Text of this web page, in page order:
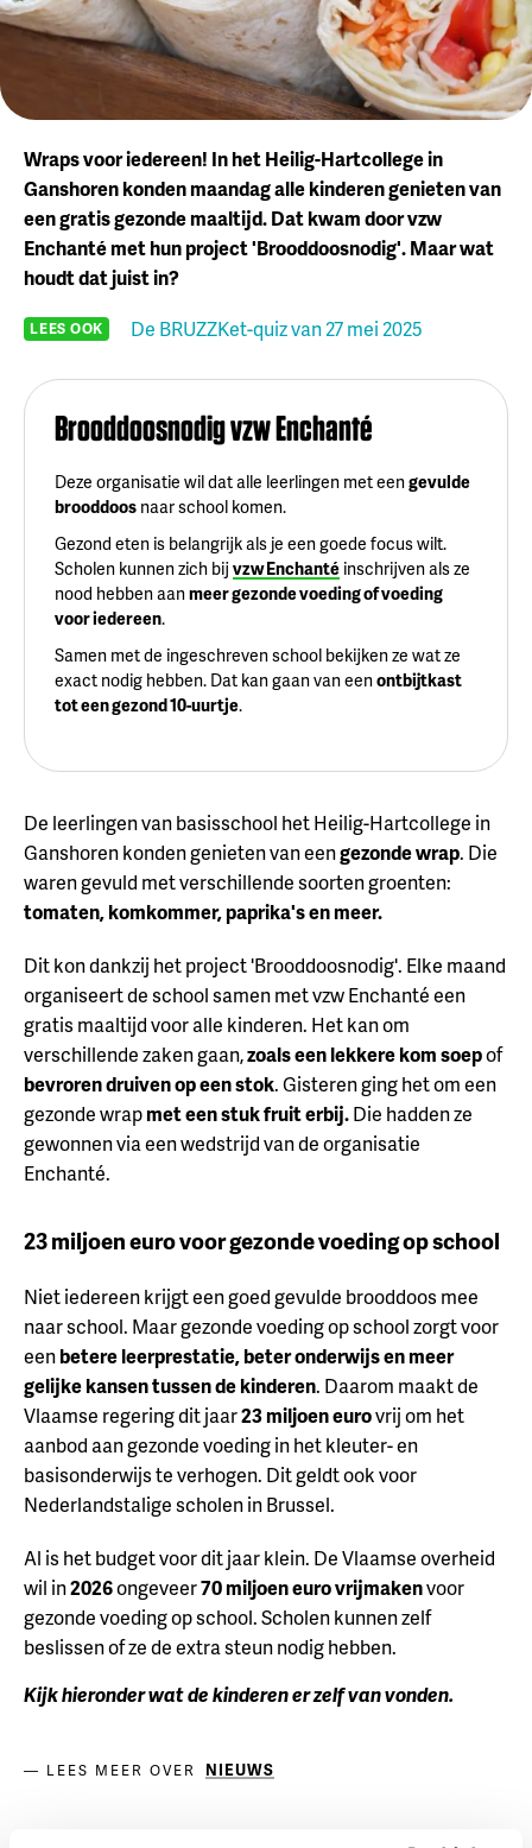
Wraps voor iedereen! In het Heilig-Hartcollege in
Ganshoren konden maandag alle kinderen genieten van
een gratis gezonde maaltijd. Dat kwam door vzw
Enchanté met hun project 'Brooddoosnodig'. Maar wat
houdt dat juist in?
LEES OOK De BRUZZKet-quiz van 27 mei 2025
Brooddoosnodig vzw Enchanté
Deze organisatie wil dat alle leerlingen met eengevulde
brooddoos naar school komen.
Gezond eten is belangrijk als je een goede focus wilt.
Scholen kunnen zich bij vzw Enchanté inschrijven als ze
nood hebben aanmeer gezonde voeding of voeding
voor iedereen.
Samen met de ingeschreven school bekijken ze wat ze
exact nodig hebben. Dat kan gaan van eenontbijtkast
tot een gezond 10-uurtje.
De leerlingen van basisschool het Heilig-Hartcollege in
Ganshoren konden genieten van eengezonde wrap. Die
waren gevuld met verschillende soorten groenten:
tomaten, komkommer, paprika's en meer.
Dit kon dankzij het project 'Brooddoosnodig'. Elke maand
organiseert de school samen met vzw Enchanté een
gratis maaltijd voor alle kinderen. Het kan om
verschillende zaken gaan,zoals een lekkere kom soepof
bevroren druiven op een stok. Gisteren ging het om een
gezonde wrapmet een stuk fruit erbij.Die hadden ze
gewonnen via een wedstrijd van de organisatie
Enchanté.
23 miljoen euro voor gezonde voeding op school
Niet iedereen krijgt een goed gevulde brooddoos mee
naar school. Maar gezonde voeding op school zorgt voor
eenbetere leerprestatie, beter onderwijs en meer
gelijke kansen tussen de kinderen. Daarom maakt de
Vlaamse regering dit jaar23 miljoen eurovrij om het
aanbod aan gezonde voeding in het kleuter- en
basisonderwijs te verhogen. Dit geldt ook voor
Nederlandstalige scholen in Brussel.
Al is het budget voor dit jaar klein. De Vlaamse overheid
wil in2026ongeveer70 miljoen euro vrijmakenvoor
gezonde voeding op school. Scholen kunnen zelf
beslissen of ze de extra steun nodig hebben.
Kijk hieronder wat de kinderen er zelf van vonden.
LEES MEER OVER NIEUWS